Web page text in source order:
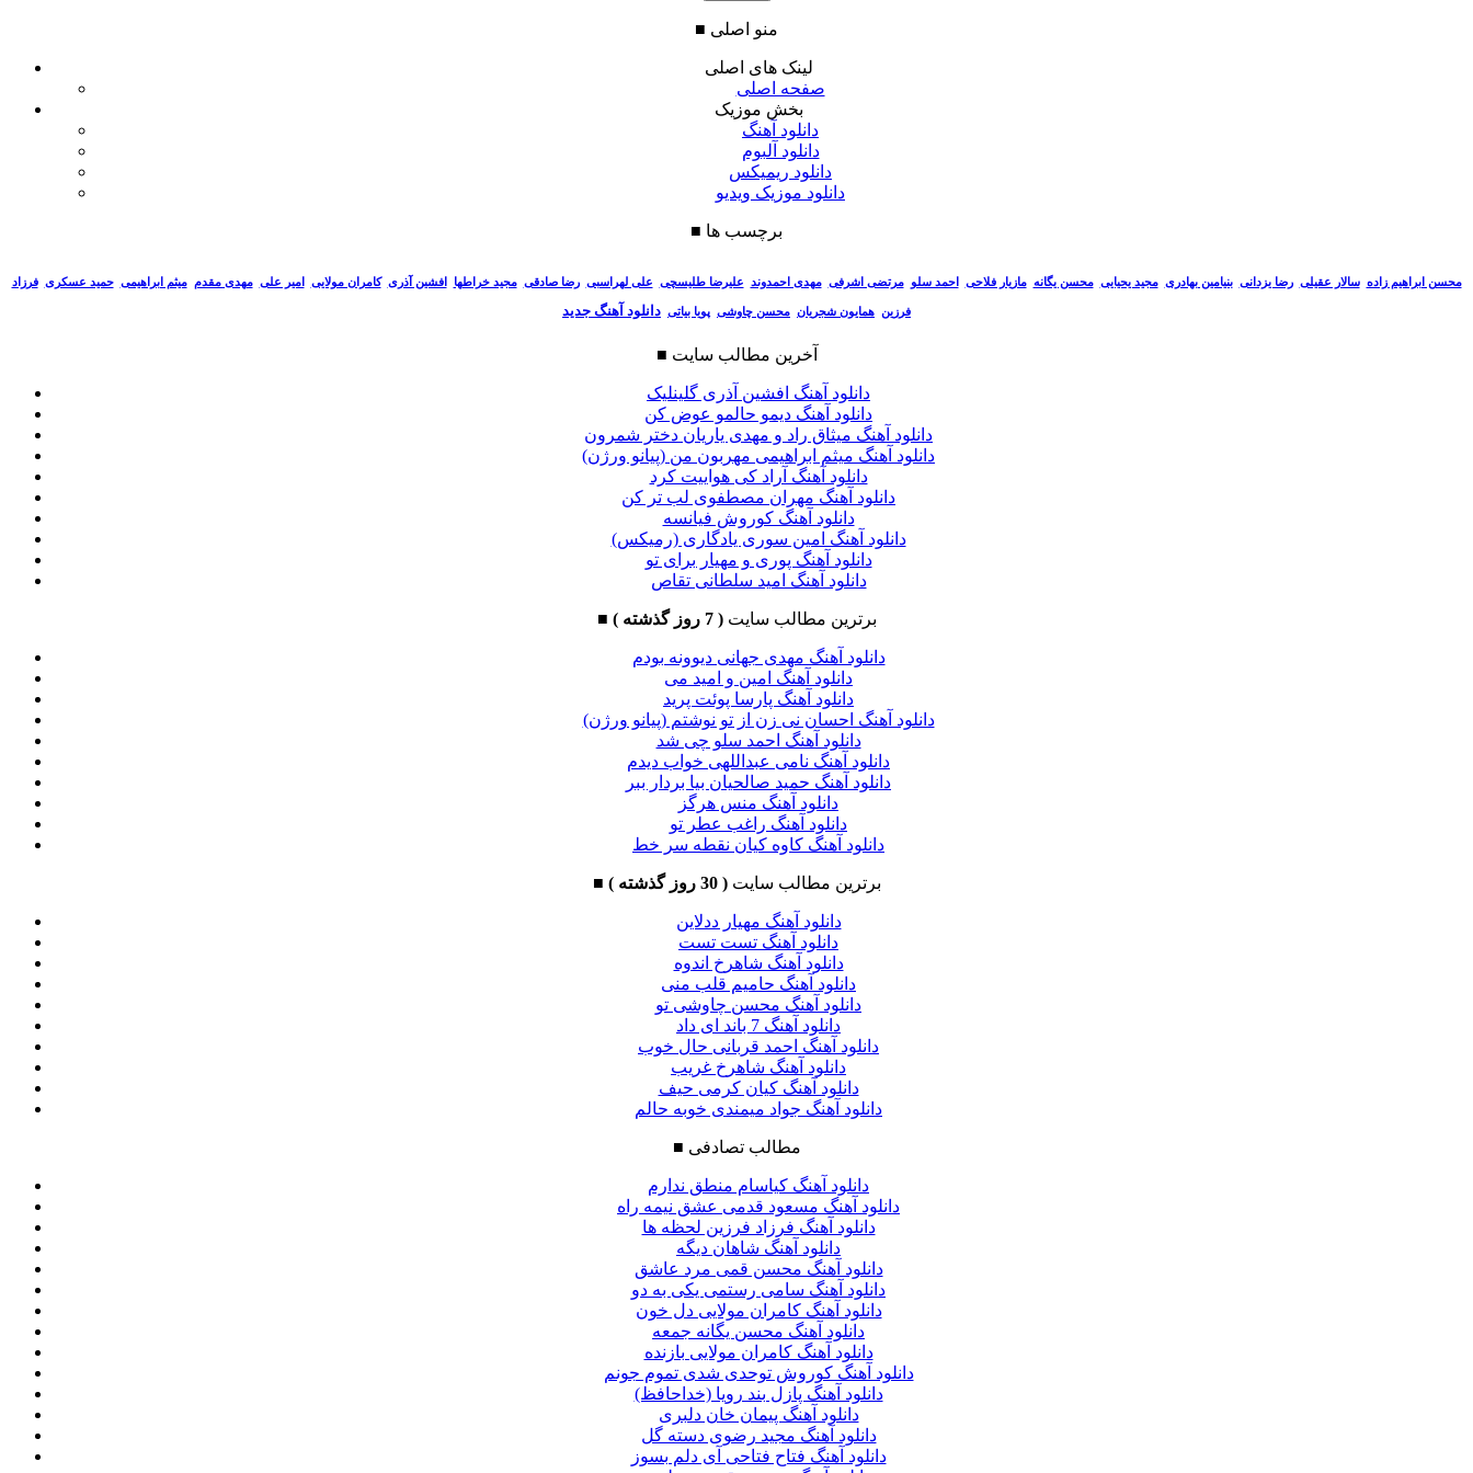
■ منو اصلی
لینک های اصلی
صفحه اصلی
بخش موزیک
دانلود آهنگ
دانلود آلبوم
دانلود ریمیکس
دانلود موزیک ویدیو
■ برچسب ها
محسن ابراهیم زاده سالار عقیلی رضا یزدانی بنیامین بهادری مجید یحیایی محسن یگانه مازیار فلاحی احمد سلو مرتضی اشرفی مهدی احمدوند علیرضا طلیسچی علی لهراسبی رضا صادقی مجید خراطها افشین آذری کامران مولایی امیر علی مهدی مقدم میثم ابراهیمی حمید عسکری فرزاد
فرزین همایون شجریان محسن چاوشی پویا بیاتی دانلود آهنگ جدید
■ آخرین مطالب سایت
دانلود آهنگ افشین آذری گلینلیک
دانلود آهنگ دیمو حالمو عوض کن
دانلود آهنگ میثاق راد و مهدی یاریان دختر شمرون
دانلود آهنگ میثم ابراهیمی مهربون من (پیانو ورژن)
دانلود آهنگ آراد کی هواییت کرد
دانلود آهنگ مهران مصطفوی لب تر کن
دانلود آهنگ کوروش فیانسه
دانلود آهنگ امین سوری یادگاری (رمیکس)
دانلود آهنگ پوری و مهیار برای تو
دانلود آهنگ امید سلطانی تقاص
■ برترین مطالب سایت( 7 روز گذشته )
دانلود آهنگ مهدی جهانی دیوونه بودم
دانلود آهنگ امین و امید می
دانلود آهنگ پارسا پوئت پرید
دانلود آهنگ احسان نی زن از تو نوشتم (پیانو ورژن)
دانلود آهنگ احمد سلو چی شد
دانلود آهنگ نامی عبداللهی خواب دیدم
دانلود آهنگ حمید صالحیان بیا بردار ببر
دانلود آهنگ منس هرگز
دانلود آهنگ راغب عطر تو
دانلود آهنگ کاوه کیان نقطه سر خط
■ برترین مطالب سایت( 30 روز گذشته )
دانلود آهنگ مهیار ددلاین
دانلود آهنگ تست تست
دانلود آهنگ شاهرخ اندوه
دانلود آهنگ حامیم قلب منی
دانلود آهنگ محسن چاوشی تو
دانلود آهنگ 7 باند ای داد
دانلود آهنگ احمد قربانی حال خوب
دانلود آهنگ شاهرخ غریب
دانلود آهنگ کیان کرمی حیف
دانلود آهنگ جواد میمندی خوبه حالم
■ مطالب تصادفی
دانلود آهنگ کیاسام منطق ندارم
دانلود آهنگ مسعود قدمی عشق نیمه راه
دانلود آهنگ فرزاد فرزین لحظه ها
دانلود آهنگ شاهان دیگه
دانلود آهنگ محسن قمی مرد عاشق
دانلود آهنگ سامی رستمی یکی به دو
دانلود آهنگ کامران مولایی دل خون
دانلود آهنگ محسن یگانه جمعه
دانلود آهنگ کامران مولایی بازنده
دانلود آهنگ کوروش توحدی شدی تموم جونم
دانلود آهنگ پازل بند رویا (خداحافظ)
دانلود آهنگ پیمان خان دلبری
دانلود آهنگ مجید رضوی دسته گل
دانلود آهنگ فتاح فتاحی آی دلم بسوز